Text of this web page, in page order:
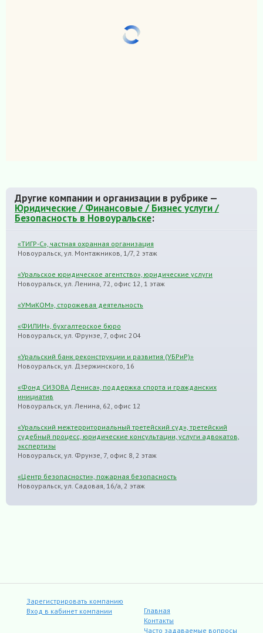
Другие компании и организации в рубрике —
Юридические / Финансовые / Бизнес услуги /
Безопасность в Новоуральске:
«ТИГР-С», частная охранная организация
Новоуральск, ул. Монтажников, 1/7, 2 этаж
«Уральское юридическое агентство», юридические услуги
Новоуральск, ул. Ленина, 72, офис 12, 1 этаж
«УМиКОМ», сторожевая деятельность
«ФИЛИН», бухгалтерское бюро
Новоуральск, ул. Фрунзе, 7, офис 204
«Уральский банк реконструкции и развития (УБРиР)»
Новоуральск, ул. Дзержинского, 16
«Фонд СИЗОВА Дениса», поддержка спорта и гражданских
инициатив
Новоуральск, ул. Ленина, 62, офис 12
«Уральский межтерриториальный третейский суд», третейский
судебный процесс, юридические консультации, услуги адвокатов,
экспертизы
Новоуральск, ул. Фрунзе, 7, офис 8, 2 этаж
«Центр безопасности», пожарная безопасность
Новоуральск, ул. Садовая, 16/а, 2 этаж
Зарегистрировать компанию
Вход в кабинет компании
Главная
Контакты
Часто задаваемые вопросы